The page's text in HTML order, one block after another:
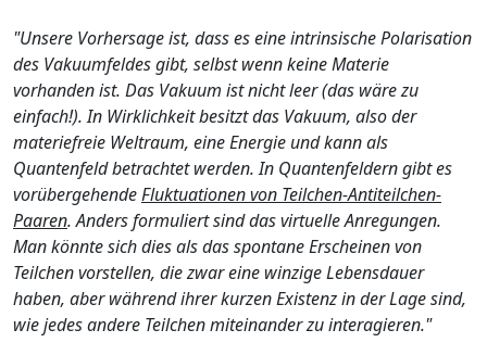
"Unsere Vorhersage ist, dass es eine intrinsische Polarisation
des Vakuumfeldes gibt, selbst wenn keine Materie
vorhanden ist. Das Vakuum ist nicht leer (das wäre zu
einfach!). In Wirklichkeit besitzt das Vakuum, also der
materiefreie Weltraum, eine Energie und kann als
Quantenfeld betrachtet werden. In Quantenfeldern gibt es
vorübergehendeFluktuationen von Teilchen-Antiteilchen-
Paaren. Anders formuliert sind das virtuelle Anregungen.
Man könnte sich dies als das spontane Erscheinen von
Teilchen vorstellen, die zwar eine winzige Lebensdauer
haben, aber während ihrer kurzen Existenz in der Lage sind,
wie jedes andere Teilchen miteinander zu interagieren."